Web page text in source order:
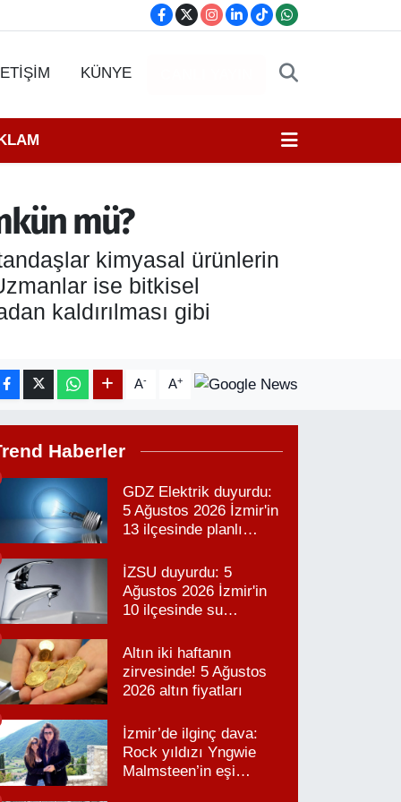
KÜNYE
mü?
kimyasal ürünlerin
ise bitkisel
kaldırılması gibi
A- A+
Haberler
GDZ Elektrik duyurdu:
5 Ağustos 2026 İzmir'in
13 ilçesinde planlı
İZSU duyurdu: 5
Ağustos 2026 İzmir'in
10 ilçesinde su
Altın iki haftanın
zirvesinde! 5 Ağustos
2026 altın fiyatları
İzmir’de ilginç dava:
Rock yıldızı Yngwie
Malmsteen’in eşi